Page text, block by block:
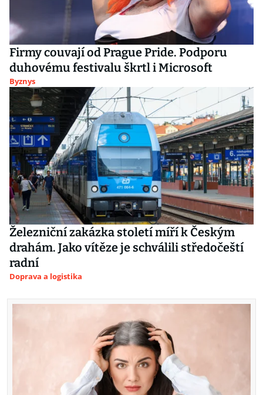
Firmy couvají od Prague Pride. Podporu
duhovému festivalu škrtl i Microsoft
Byznys
Železniční zakázka století míří k Českým
drahám. Jako vítěze je schválili středočeští
radní
Doprava a logistika